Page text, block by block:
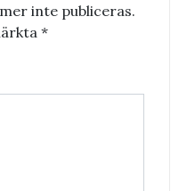
inte publiceras.
*